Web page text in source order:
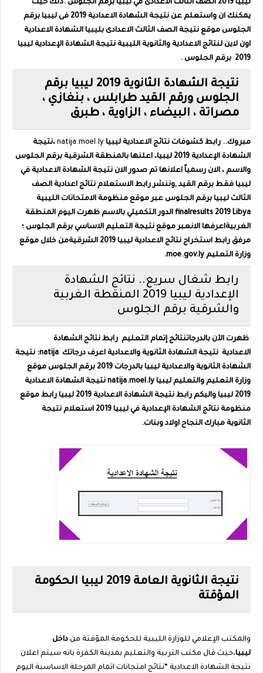
ليبيا 2019 الصف الثالث الاعدادى في ليبيا برقم الجلوس .ذلك حيث
يمكنك ان واستعلم عن نتيجة الشهادة الاعدادية 2019 فى ليبيا برقم
الجلوس موقع نتيجة الصف الثالث الاعدادى بليبيا الشهادة الاعدادية
اون لاين لنتائج الاعدادية والثانوية الليبية نتيجة الشهادة الإعدادية ليبيا
2019 برقم الجلوس .
نتيجة الشهادة الثانوية 2019 ليبيا برقم
الجلوس ورقم القيد طرابلس ، بنغازي ،
مصراتة ، البيضاء ، الزاوية ، طبرق
مبروك.. رابط كشوفات نتائج الاعدادية ليبيا natija.moel.ly ،نتيجة
الشهادة الإعدادية 2019 ليبيا، اعلنها بالمنطقة الشرقية برقم الجلوس
والاسم ، الان رسمياً اعلانها تم صدور الان نتيجة الشهادة الاعدادية في
ليبيا فقط برقم القيد ,وننشر رابط الاستعلام نتائج اعدادية الصف
الثالث ليبيا برقم الجلوس عبر موقع منظومة الامتحانات الليبية
finalresults 2019 Libya الدور التكميلي بالاسم ظهرت اليوم المنطقة
الغربيةاعرفها الانعبر موقع نتيجة التعليم الاساسي برقم الجلوس ؛
مرفق رابط استخراج نتائج الاعدادية ليبيا 2019 الشرقيةمن خلال موقع
وزارة التعليم moe.gov.ly.
رابط شغال سريع.. نتائج الشهادة
الإعدادية ليبيا 2019 المنقطة الغربية
والشرقية برقم الجلوس
ظهرت الآن بالدرجاتنتائج إتمام التعليم رابط نتائج الشهادة
الاعدادية نتيجة الشهادة الثانوية والاعدادية اعرف درجاتك
natija: نتيجة
الشهادة الثانوية والاعدادية ليبيا بالدرجات 2019 برقم الجلوس
موقع
وزارة التعليم والتعليم ليبيا natija.moel.ly
نتيجة الشهادة الاعدادية
2019 ليبيا واليكم
رابط نتيجة الشهادة الاعدادية 2019 ليبيا
رابط موقع
منظومة نتائج الشهادة الإعدادية في ليبيا 2019
استعلام نتيجة
الثانوية مبارك النجاح اولاد وبنات.
نتيجة الثانوية العامة 2019 ليبيا الحكومة
المؤقتة
والمكتب الإعلامي للوزارة الليبية للحكومة المؤقتة من داخل
ليبيا،حيث قال مكتب التربية والتعليم بمدينة الكفرة بانه سيتم اعلان
نتيجة الشهادة الاعدادية “نتائج امتحانات اتمام المرحلة الاساسية اليوم